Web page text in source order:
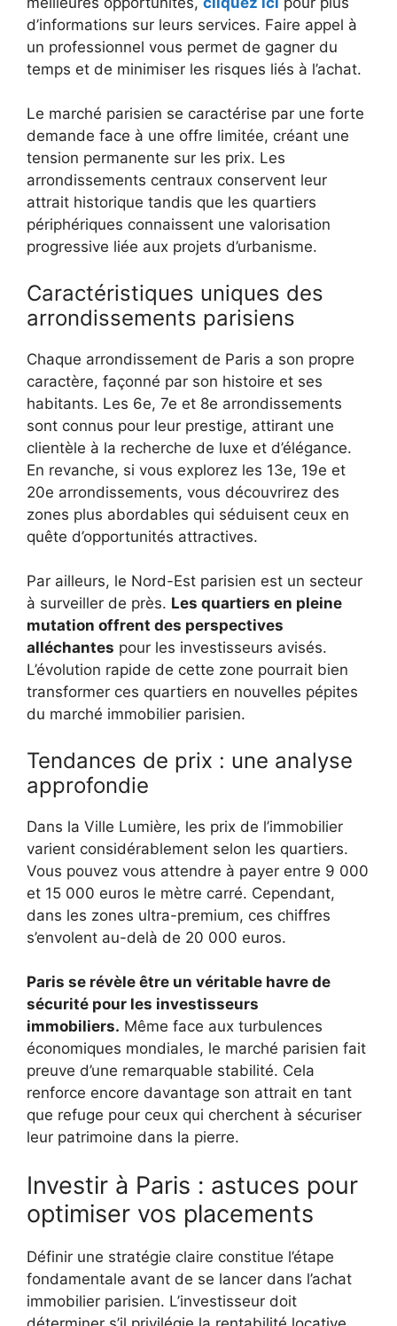
d’informations sur leurs services. Faire appel à
un professionnel vous permet de gagner du
temps et de minimiser les risques liés à l’achat.
Le marché parisien se caractérise par une forte
demande face à une offre limitée, créant une
tension permanente sur les prix. Les
arrondissements centraux conservent leur
attrait historique tandis que les quartiers
périphériques connaissent une valorisation
progressive liée aux projets d’urbanisme.
Caractéristiques uniques des
arrondissements parisiens
Chaque arrondissement de Paris a son propre
caractère, façonné par son histoire et ses
habitants. Les 6e, 7e et 8e arrondissements
sont connus pour leur prestige, attirant une
clientèle à la recherche de luxe et d’élégance.
En revanche, si vous explorez les 13e, 19e et
20e arrondissements, vous découvrirez des
zones plus abordables qui séduisent ceux en
quête d’opportunités attractives.
Par ailleurs, le Nord-Est parisien est un secteur
à surveiller de près. Les quartiers en pleine
mutation offrent des perspectives
alléchantes pour les investisseurs avisés.
L’évolution rapide de cette zone pourrait bien
transformer ces quartiers en nouvelles pépites
du marché immobilier parisien.
Tendances de prix : une analyse
approfondie
Dans la Ville Lumière, les prix de l’immobilier
varient considérablement selon les quartiers.
Vous pouvez vous attendre à payer entre 9 000
et 15 000 euros le mètre carré. Cependant,
dans les zones ultra-premium, ces chiffres
s’envolent au-delà de 20 000 euros.
Paris se révèle être un véritable havre de
sécurité pour les investisseurs
immobiliers. Même face aux turbulences
économiques mondiales, le marché parisien fait
preuve d’une remarquable stabilité. Cela
renforce encore davantage son attrait en tant
que refuge pour ceux qui cherchent à sécuriser
leur patrimoine dans la pierre.
Investir à Paris : astuces pour
optimiser vos placements
Définir une stratégie claire constitue l’étape
fondamentale avant de se lancer dans l’achat
immobilier parisien. L’investisseur doit